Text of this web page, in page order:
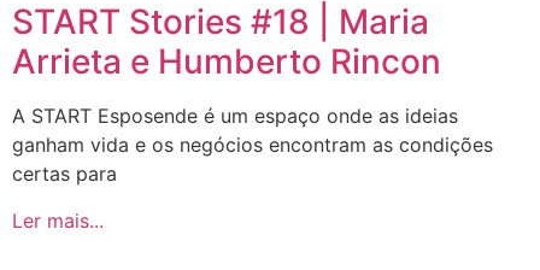
START Stories #18 | Maria
Arrieta e Humberto Rincon
A START Esposende é um espaço onde as ideias
ganham vida e os negócios encontram as condições
certas para
Ler mais...